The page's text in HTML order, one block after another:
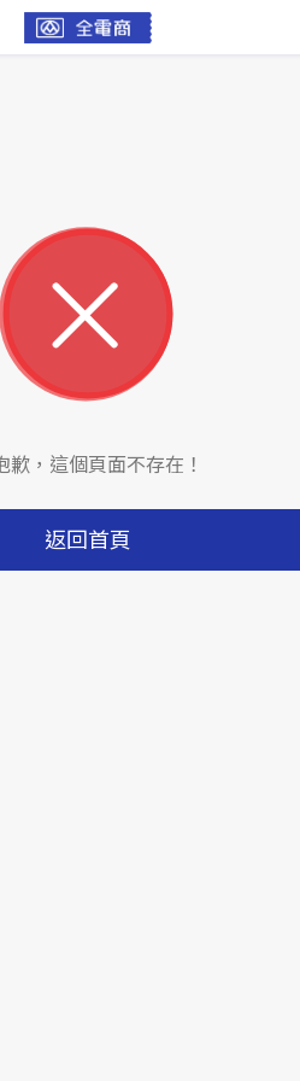
歉，這個頁面不存在！
返回首頁